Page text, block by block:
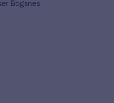
Bogsnes.